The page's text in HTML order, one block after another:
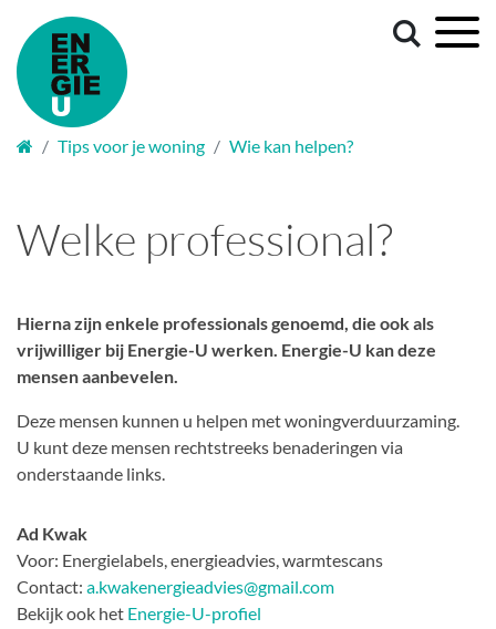
Welkom
Tips voor je woning Wie kan helpen?
Welke professional?
Hierna zijn enkele professionals genoemd, die ook als
vrijwilliger bij Energie-U werken. Energie-U kan deze
mensen aanbevelen.
Deze mensen kunnen u helpen met woningverduurzaming.
U kunt deze mensen rechtstreeks benaderingen via
onderstaande links.
Ad Kwak
Voor: Energielabels, energieadvies, warmtescans
Contact: a.kwakenergieadvies@gmail.com
Bekijk ook het Energie-U-profiel